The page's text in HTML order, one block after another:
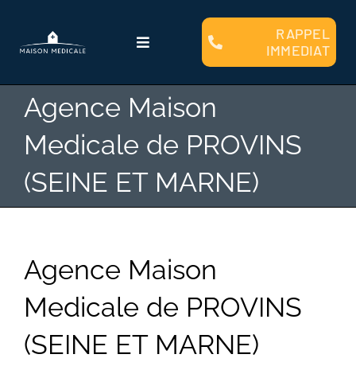
contenu
Toggle
Navigation
Faire Construire
Clients
Financement
Contact
RAPPEL
IMMEDIAT
Agence Maison
Medicale de PROVINS
(SEINE ET MARNE)
Agence Maison
Medicale de PROVINS
(SEINE ET MARNE)